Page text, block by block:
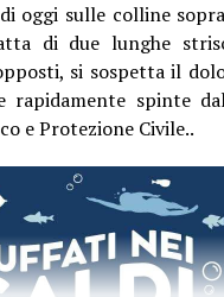
oggi sulle colline
di due lunghe
si sospetta il
rapidamente spinte
e Protezione Civile..